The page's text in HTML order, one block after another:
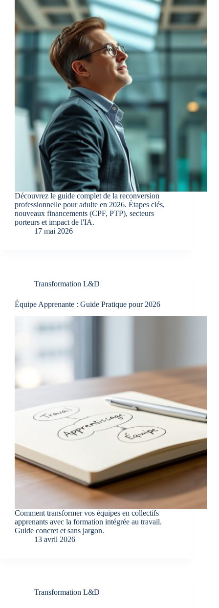
Découvrez le guide complet de la reconversion
professionnelle pour adulte en 2026. Étapes clés,
nouveaux financements (CPF, PTP), secteurs
porteurs et impact de l'IA.
17 mai 2026
Transformation L&D
Équipe Apprenante : Guide Pratique pour 2026
Comment transformer vos équipes en collectifs
apprenants avec la formation intégrée au travail.
Guide concret et sans jargon.
13 avril 2026
Transformation L&D